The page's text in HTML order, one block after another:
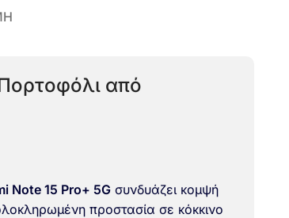
από
Note 15 Pro+ 5G συνδυάζει κομψή
προστασία σε κόκκινο